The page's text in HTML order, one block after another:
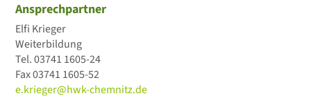
Ansprechpartner
Elfi Krieger
Weiterbildung
Tel.03741 1605-24
Fax03741 1605-52
e.krieger@hwk-chemnitz.de